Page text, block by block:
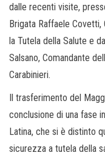
dalle recenti visite,
Brigata Raffaele Covetti,
la Tutela della Salute e
Salsano, Comandante
Carabinieri.
Il trasferimento del
conclusione di una fase
Latina, che si è distinto
sicurezza a tutela della